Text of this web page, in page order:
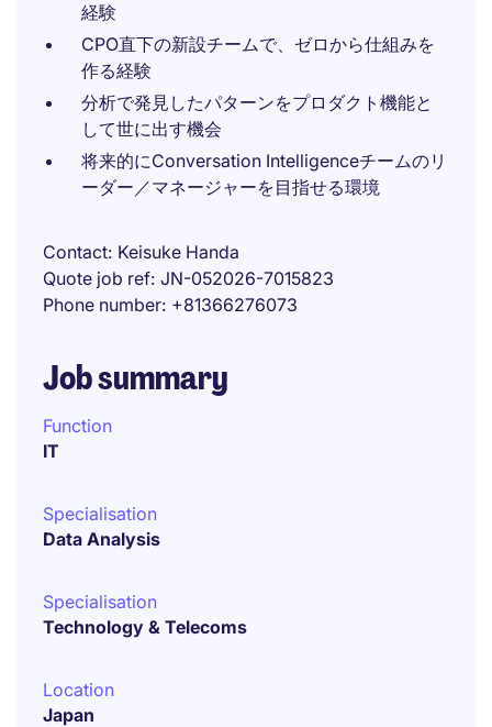
経験
CPO直下の新設チームで、ゼロから仕組みを
作る経験
分析で発見したパターンをプロダクト機能と
して世に出す機会
将来的にConversation Intelligenceチームのリ
ーダー／マネージャーを目指せる環境
Contact Keisuke Handa
Quote job ref JN-052026-7015823
Phone number +81366276073
Job summary
Function
IT
Specialisation
Data Analysis
Specialisation
Technology & Telecoms
Location
Japan